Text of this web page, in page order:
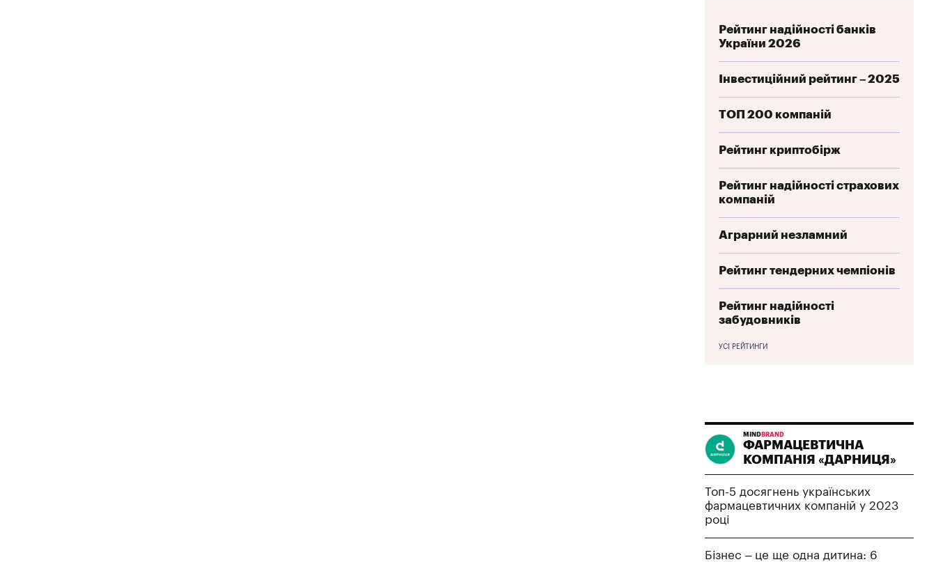
Рейтинг надійності банків
України 2026
Інвестиційний рейтинг – 2025
ТОП 200 компаній
Рейтинг криптобірж
Рейтинг надійності страхових
компаній
Аграрний незламний
Рейтинг тендерних чемпіонів
Рейтинг надійності
забудовників
УСІ РЕЙТИНГИ
MIND BRAND
ФАРМАЦЕВТИЧНА
КОМПАНІЯ «ДАРНИЦЯ»
Топ-5 досягнень українських
фармацевтичних компаній у 2023
році
Бізнес – це ще одна дитина: 6